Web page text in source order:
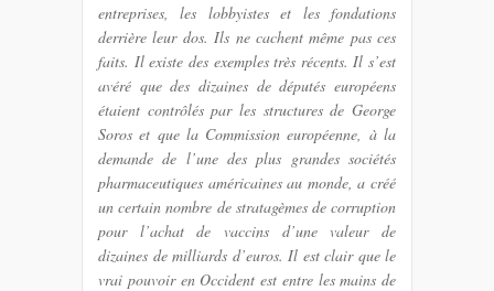
entreprises, les lobbyistes et les fondations
derrière leur dos. Ils ne cachent même pas ces
faits. Il existe des exemples très récents. Il s’est
avéré que des dizaines de députés européens
étaient contrôlés par les structures de George
Soros et que la Commission européenne, à la
demande de l’une des plus grandes sociétés
pharmaceutiques américaines au monde, a créé
un certain nombre de stratagèmes de corruption
pour l’achat de vaccins d’une valeur de
dizaines de milliards d’euros. Il est clair que le
vrai pouvoir en Occident est entre les mains de